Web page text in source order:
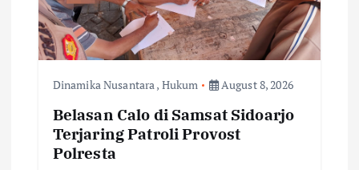
Dinamika Nusantara, Hukum August 8, 2026
Belasan Calo di Samsat Sidoarjo
Terjaring Patroli Provost
Polresta